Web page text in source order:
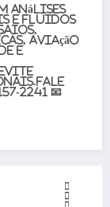
análises
e fluidos
aviação
e
2241 📧